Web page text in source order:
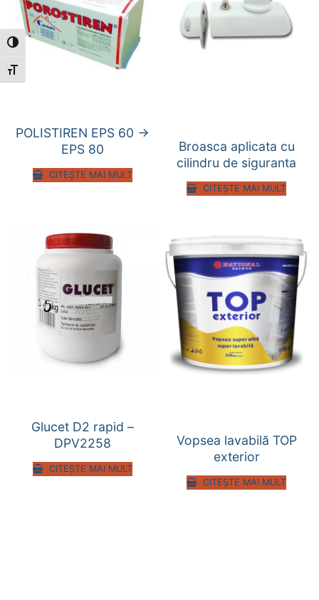
Toggle High Contrast
Toggle Font size
POLISTIREN EPS 60 ->
EPS 80
CITEȘTE MAI MULT
Broasca aplicata cu
cilindru de siguranta
CITEȘTE MAI MULT
Glucet D2 rapid –
DPV2258
CITEȘTE MAI MULT
Vopsea lavabilă TOP
exterior
CITEȘTE MAI MULT